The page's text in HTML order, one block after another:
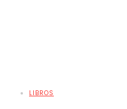
LIBROS